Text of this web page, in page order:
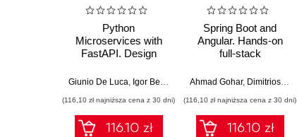
Python
Microservices with
FastAPI. Design
enabled
Python
Giunio De Luca, Igor Benav
(116,10 zł najniższa cena z 30 dni)
116.10 zł
Spring Boot and
Angular. Hands-on
full-stack
Java, Spring, Angular
Second Edition
Ahmad Gohar, Dimitrios Kyriakakis
(116,10 zł najniższa cena z 30 dni)
116.10 zł